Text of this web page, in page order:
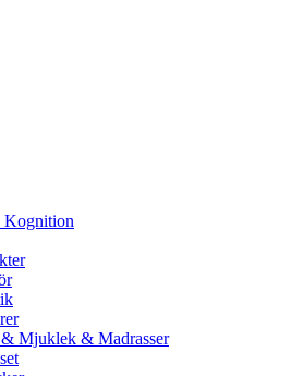
Kognition
Mjuklek & Madrasser